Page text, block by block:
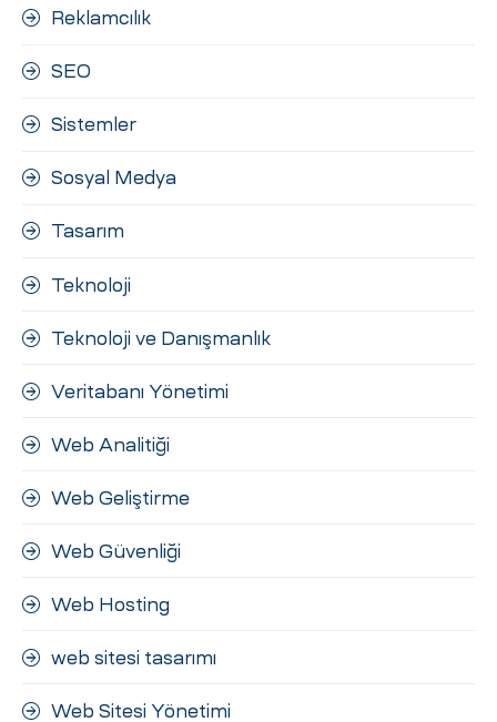
Reklamcılık
SEO
Sistemler
Sosyal Medya
Tasarım
Teknoloji
Teknoloji ve Danışmanlık
Veritabanı Yönetimi
Web Analitiği
Web Geliştirme
Web Güvenliği
Web Hosting
web sitesi tasarımı
Web Sitesi Yönetimi